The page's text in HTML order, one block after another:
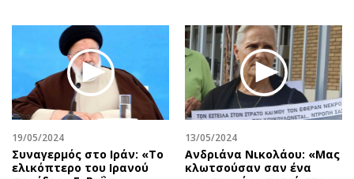
19/05/2024
Συναγερμός στο Ιράν: «Το
ελικόπτερο του Ιρανού
13/05/2024
Ανδριάνα Νικολάου: «Μας
κλωτσούσαν σαν ένα